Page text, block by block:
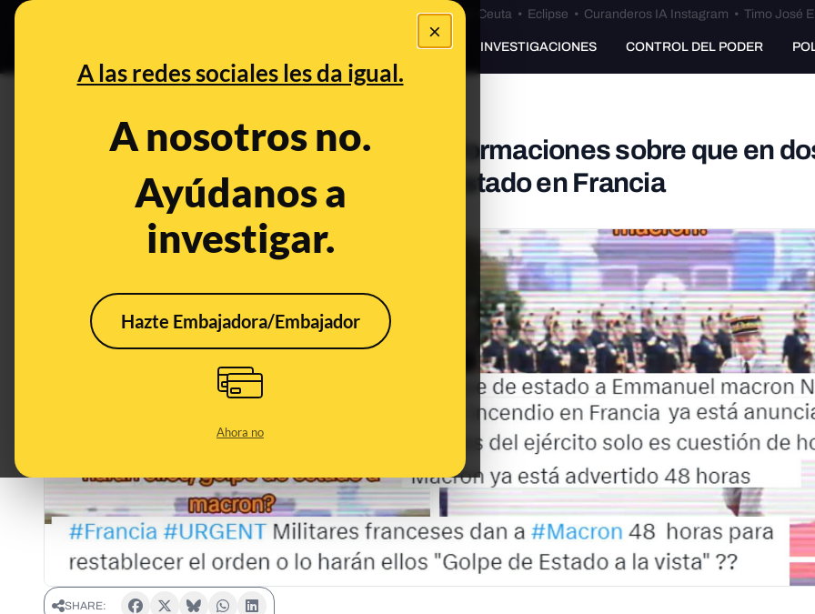
×
A las redes sociales les da igual.
A nosotros no.
Ayúdanos a
investigar.
Hazte Embajadora/Embajador
Ahora no
Especial Ceuta•Bulos Ceuta • Eclipse • Curanderos IA Instagram • Timo José
PREBUNKING INVESTIGACIONES CONTROL DEL PODER
Ya han pasado 48 horas: las desinformaciones sobre que en
“los militares” darán un golpe de Estado en Francia
Jul 4, 2023, 2:58:54 PM
SHARE: